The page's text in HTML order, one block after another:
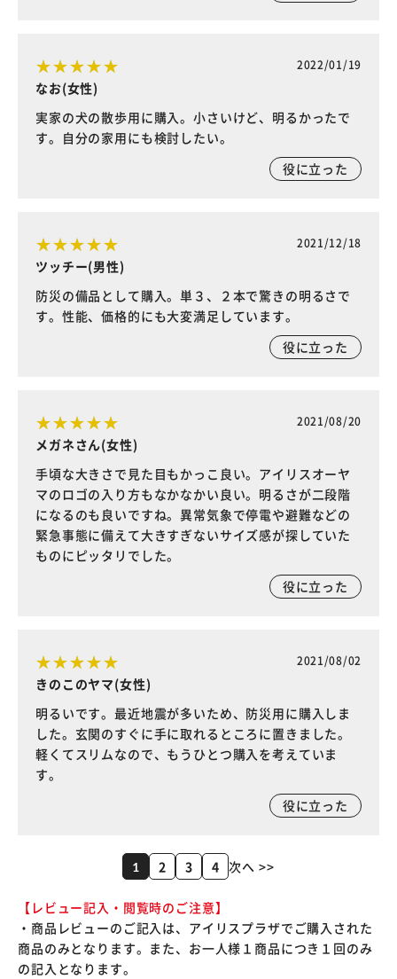
2022/01/19
なお(女性)
実家の犬の散歩用に購入。小さいけど、明るかったで
す。自分の家用にも検討したい。
役に立った
2021/12/18
ツッチー(男性)
防災の備品として購入。単３、２本で驚きの明るさで
す。性能、価格的にも大変満足しています。
役に立った
2021/08/20
メガネさん(女性)
手頃な大きさで見た目もかっこ良い。アイリスオーヤ
マのロゴの入り方もなかなかい良い。明るさが二段階
になるのも良いですね。異常気象で停電や避難などの
緊急事態に備えて大きすぎないサイズ感が探していた
ものにピッタリでした。
役に立った
2021/08/02
きのこのヤマ(女性)
明るいです。最近地震が多いため、防災用に購入しま
した。玄関のすぐに手に取れるところに置きました。
軽くてスリムなので、もうひとつ購入を考えていま
す。
役に立った
1 2 3 4 次へ >>
【レビュー記入・閲覧時のご注意】
・商品レビューのご記入は、アイリスプラザでご購入された
商品のみとなります。また、お一人様１商品につき１回のみ
の記入となります。